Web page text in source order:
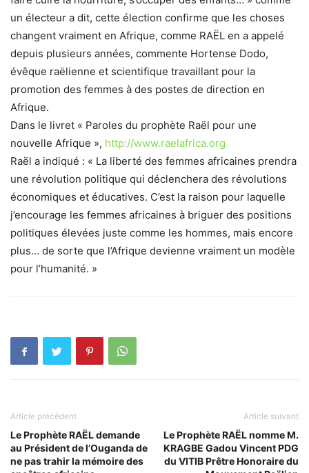
un électeur a dit, cette élection confirme que les choses
changent vraiment en Afrique, comme RAËL en a appelé
depuis plusieurs années, commente Hortense Dodo,
évêque raëlienne et scientifique travaillant pour la
promotion des femmes à des postes de direction en
Afrique.
Dans le livret « Paroles du prophète Raël pour une
nouvelle Afrique », http://www.raelafrica.org
Raël a indiqué : « La liberté des femmes africaines prendra
une révolution politique qui déclenchera des révolutions
économiques et éducatives. C’est la raison pour laquelle
j’encourage les femmes africaines à briguer des positions
politiques élevées juste comme les hommes, mais encore
plus… de sorte que l’Afrique devienne vraiment un modèle
pour l’humanité. »
Article précédent
Le Prophète RAËL demande
au Président de l’Ouganda de
ne pas trahir la mémoire des
Article suivant
Le Prophète RAËL nomme M.
KRAGBE Gadou Vincent PDG
du VITIB Prêtre Honoraire du